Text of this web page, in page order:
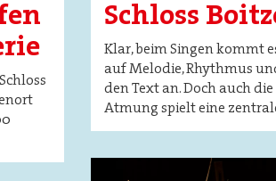
Schloss
Klar, beim Singen kommt
auf Melodie, Rhythmus
den Text an. Doch auch
Atmung spielt eine